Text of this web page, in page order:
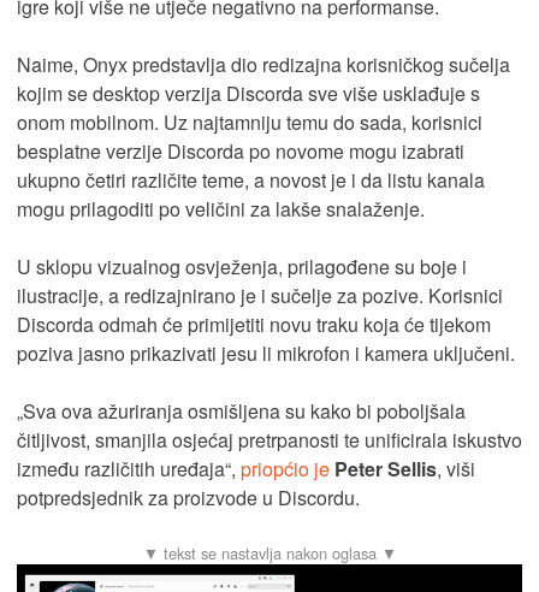
igre koji više ne utječe negativno na performanse.
Naime, Onyx predstavlja dio redizajna korisničkog sučelja
kojim se desktop verzija Discorda sve više usklađuje s
onom mobilnom. Uz najtamniju temu do sada, korisnici
besplatne verzije Discorda po novome mogu izabrati
ukupno četiri različite teme, a novost je i da listu kanala
mogu prilagoditi po veličini za lakše snalaženje.
U sklopu vizualnog osvježenja, prilagođene su boje i
ilustracije, a redizajnirano je i sučelje za pozive. Korisnici
Discorda odmah će primijetiti novu traku koja će tijekom
poziva jasno prikazivati jesu li mikrofon i kamera uključeni.
„Sva ova ažuriranja osmišljena su kako bi poboljšala
čitljivost, smanjila osjećaj pretrpanosti te unificirala iskustvo
između različitih uređaja“, priopćio je Peter Sellis, viši
potpredsjednik za proizvode u Discordu.